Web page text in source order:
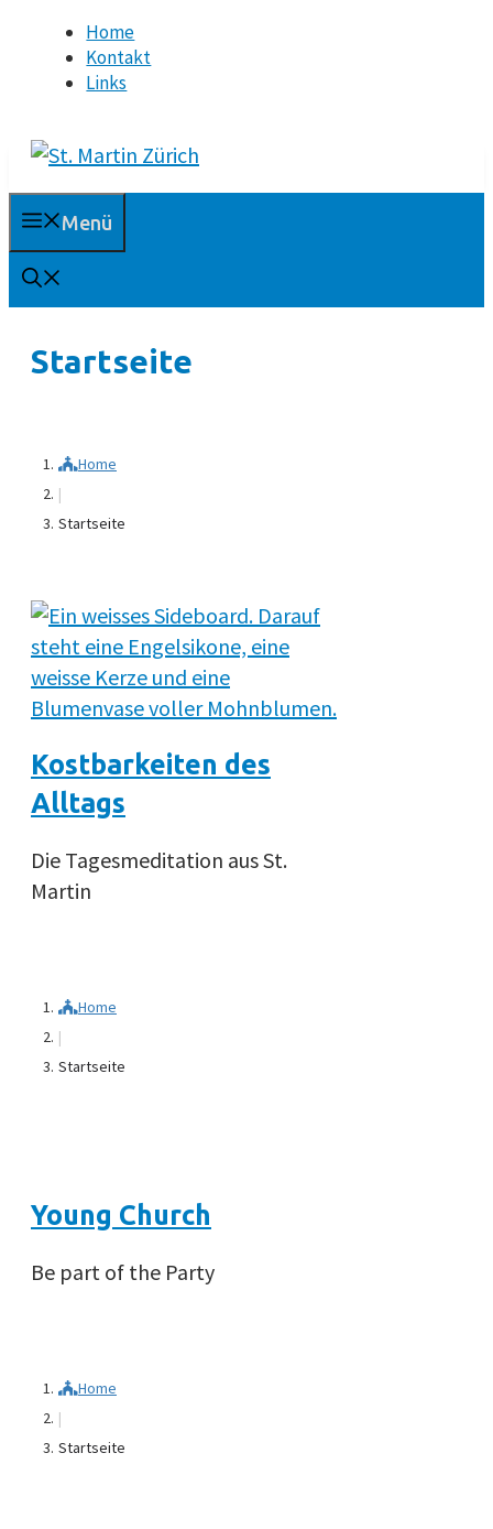
Springe
Home
Kontakt
Links
Menü
Startseite
Home
|
Startseite
Kostbarkeiten des
Alltags
Die Tagesmeditation aus St.
Martin
Home
|
Startseite
Young Church
Be part of the Party
Home
|
Startseite